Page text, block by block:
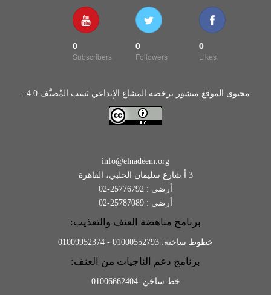
0
Likes
0
Followers
0
Subscribers
محتوى الموقع منشور برخصة المشاع الإبداعي نَسب المُصنَّف 4.0 .
info@elnadeem.org
3 أ شارع سليمان الحلبي، القاهرة
أرضي : 25776792-02
أرضي : 25787089-02
برنامج مناهضة العنف والتعذيب:
خطوط ساخنة: 01000552793 - 01009952374
برنامج دعم الناجيات من العنف:
خط ساخن: 01006662404